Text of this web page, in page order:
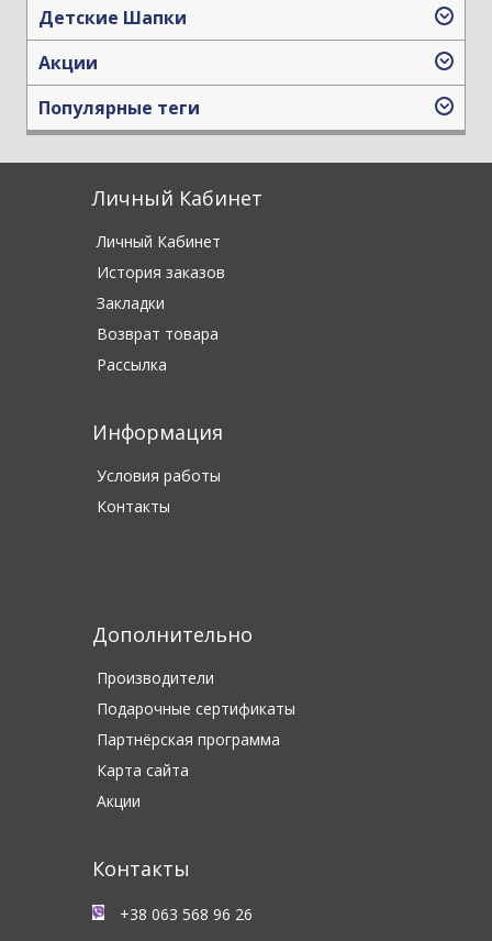
Детские Шапки
Акции
Популярные теги
Личный Кабинет
Личный Кабинет
История заказов
Закладки
Возврат товара
Рассылка
Информация
Условия работы
Контакты
Дополнительно
Производители
Подарочные сертификаты
Партнёрская программа
Карта сайта
Акции
Контакты
+38 063 568 96 26